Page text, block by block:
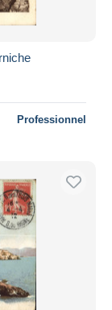
Professionnel